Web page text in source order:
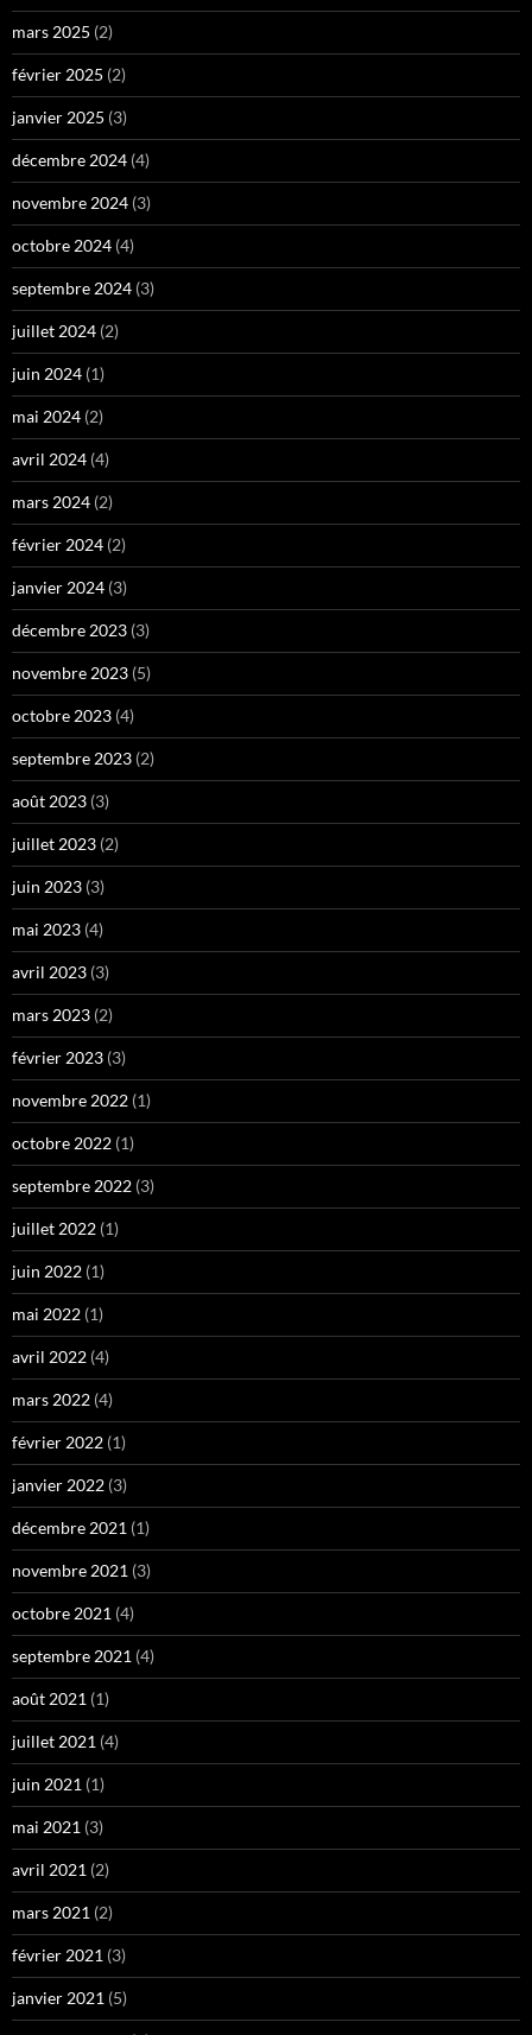
mars 2025 (2)
février 2025 (2)
janvier 2025 (3)
décembre 2024 (4)
novembre 2024 (3)
octobre 2024 (4)
septembre 2024 (3)
juillet 2024 (2)
juin 2024 (1)
mai 2024 (2)
avril 2024 (4)
mars 2024 (2)
février 2024 (2)
janvier 2024 (3)
décembre 2023 (3)
novembre 2023 (5)
octobre 2023 (4)
septembre 2023 (2)
août 2023 (3)
juillet 2023 (2)
juin 2023 (3)
mai 2023 (4)
avril 2023 (3)
mars 2023 (2)
février 2023 (3)
novembre 2022 (1)
octobre 2022 (1)
septembre 2022 (3)
juillet 2022 (1)
juin 2022 (1)
mai 2022 (1)
avril 2022 (4)
mars 2022 (4)
février 2022 (1)
janvier 2022 (3)
décembre 2021 (1)
novembre 2021 (3)
octobre 2021 (4)
septembre 2021 (4)
août 2021 (1)
juillet 2021 (4)
juin 2021 (1)
mai 2021 (3)
avril 2021 (2)
mars 2021 (2)
février 2021 (3)
janvier 2021 (5)